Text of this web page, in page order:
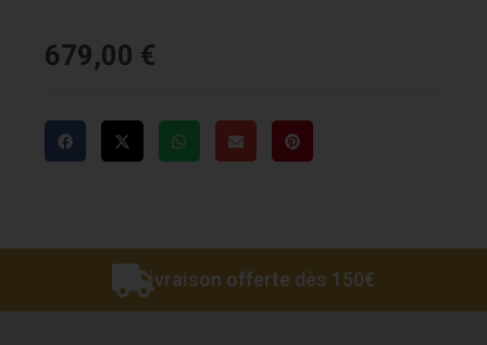
679,00 €
Livraison offerte dès 150€